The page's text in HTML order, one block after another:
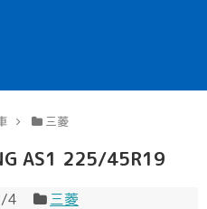
三菱
AS1 225/45R19
4 三菱